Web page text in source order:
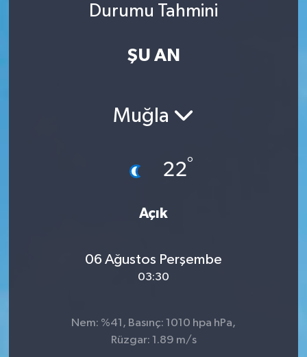
Durumu Tahmini
ŞU AN
Muğla
22°
Açık
06 Ağustos Perşembe
03:30
Nem: %41, Basınç: 1010 hpa hPa,
Rüzgar: 1.89 m/s
Son Dakika Haberleri